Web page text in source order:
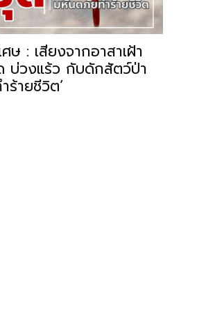
ษ : เสียงจากอาสาเฝ้า
บ่วงแร้ว กับดักสัตว์ป่า
ายชีวิต’